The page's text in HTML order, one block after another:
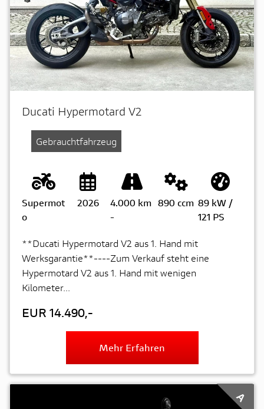
Ducati Hypermotard V2
Gebrauchtfahrzeug
Supermot
o
2026
4.000 km
-
890 ccm 89 kW /
121 PS
**Ducati Hypermotard V2 aus 1. Hand mit
Werksgarantie**----Zum Verkauf steht eine
Hypermotard V2 aus 1. Hand mit wenigen
Kilometer...
EUR 14.490,-
Mehr Erfahren
A